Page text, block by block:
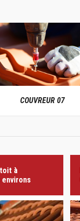
COUVREUR 07
à
environs